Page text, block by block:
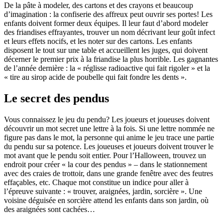
De la pâte à modeler, des cartons et des crayons et beaucoup
d’imagination : la confiserie des affreux peut ouvrir ses portes! Les
enfants doivent former deux équipes. Il leur faut d’abord modeler
des friandises effrayantes, trouver un nom décrivant leur goût infect
et leurs effets nocifs, et les noter sur des cartons. Les enfants
disposent le tout sur une table et accueillent les juges, qui doivent
décerner le premier prix à la friandise la plus horrible. Les gagnantes
de l’année dernière : la « réglisse radioactive qui fait rigoler » et la
« tire au sirop acide de poubelle qui fait fondre les dents ».
Le secret des pendus
Vous connaissez le jeu du pendu? Les joueurs et joueuses doivent
découvrir un mot secret une lettre à la fois. Si une lettre nommée ne
figure pas dans le mot, la personne qui anime le jeu trace une partie
du pendu sur sa potence. Les joueuses et joueurs doivent trouver le
mot avant que le pendu soit entier. Pour l’Halloween, trouvez un
endroit pour créer « la cour des pendus » – dans le stationnement
avec des craies de trottoir, dans une grande fenêtre avec des feutres
effaçables, etc. Chaque mot constitue un indice pour aller à
l’épreuve suivante : « trouver, araignées, jardin, sorcière ». Une
voisine déguisée en sorcière attend les enfants dans son jardin, où
des araignées sont cachées…